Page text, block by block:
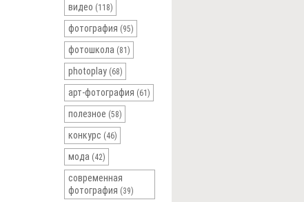
видео (118)
фотография (95)
фотошкола (81)
photoplay (68)
арт-фотография (61)
полезное (58)
конкурс (46)
мода (42)
современная
фотография (39)